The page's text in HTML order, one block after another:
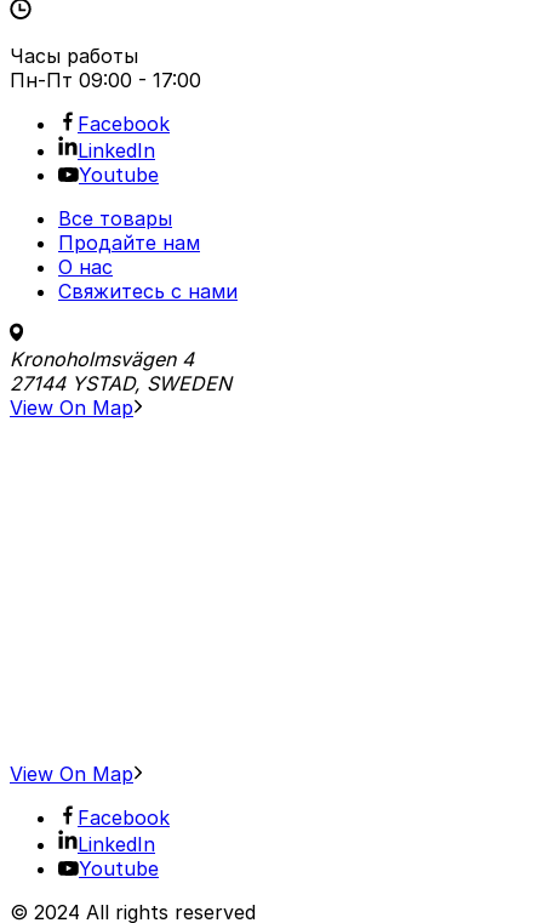
Часы работы
Пн-Пт 09:00 - 17:00
Facebook
LinkedIn
Youtube
Все товары
Продайте нам
О нас
Свяжитесь с нами
Kronoholmsvägen 4
27144 YSTAD, SWEDEN
View On Map
View On Map
Facebook
LinkedIn
Youtube
© 2024 All rights reserved